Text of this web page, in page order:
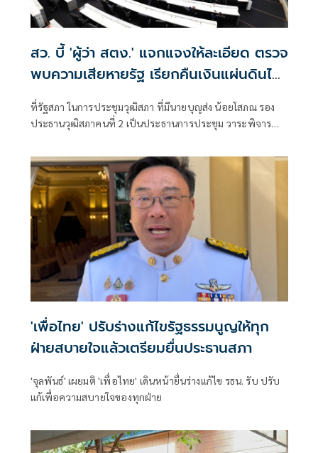
สว. บี้ 'ผู้ว่า สตง.' แจกแจงให้ละเอียด ตรวจ
พบความเสียหายรัฐ เรียกคืนเงินแผ่นดินได้
เท่าไหร่
ที่รัฐสภา ในการประชุมวุฒิสภา ที่มีนายบุญส่ง น้อยโสภณ รอง
ประธานวุฒิสภาคนที่ 2 เป็นประธานการประชุม วาระพิจารณา
ตรวจเงินแผ่นดิน (สตง.) ประจำปีงบประมาณ 2568
'เพื่อไทย' ปรับร่างแก้ไขรัฐธรรมนูญให้ทุก
ฝ่ายสบายใจแล้วเตรียมยื่นประธานสภา
'จุลพันธ์' เผยมติ 'เพื่อไทย' เดินหน้ายื่นร่างแก้ไข รธน. รับ ปรับ
แก้เพื่อความสบายใจของทุกฝ่าย